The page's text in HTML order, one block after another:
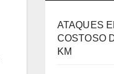
ATAQUES
COSTOSO
KM